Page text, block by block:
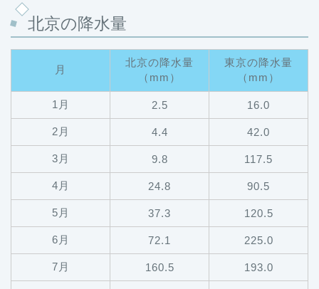
北京の降水量
月
北京の降水量
（mm）
東京の降水量
（mm）
1月 2.5 16.0
2月 4.4 42.0
3月 9.8 117.5
4月 24.8 90.5
5月 37.3 120.5
6月 72.1 225.0
7月 160.5 193.0